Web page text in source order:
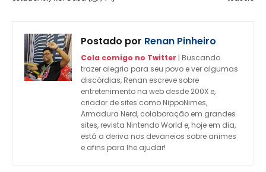
Postado por Renan Pinheiro
Cola comigo no Twitter | Buscando
trazer alegria para seu povo e ver algumas
discórdias, Renan escreve sobre
entretenimento na web desde 200X e,
criador de sites como NippoNimes,
Armadura Nerd, colaboração em grandes
sites, revista Nintendo World e, hoje em dia,
está a deriva nos devaneios sobre animes
e afins para lhe ajudar!